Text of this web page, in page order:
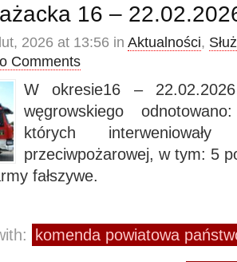
16 –
2026 at 13:56 in Aktualności,
Comments
W okresie16 –
węgrowskiego
których
przeciwpożarowej, w tym: 5
fałszywe.
komenda powiatowa